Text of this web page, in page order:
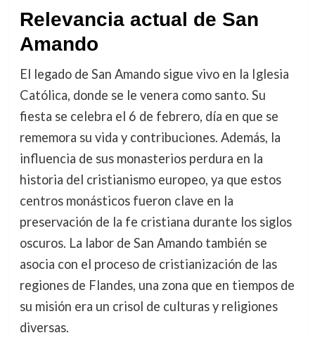
Relevancia actual de San
Amando
El legado de San Amando sigue vivo en la Iglesia
Católica, donde se le venera como santo. Su
fiesta se celebra el 6 de febrero, día en que se
rememora su vida y contribuciones. Además, la
influencia de sus monasterios perdura en la
historia del cristianismo europeo, ya que estos
centros monásticos fueron clave en la
preservación de la fe cristiana durante los siglos
oscuros. La labor de San Amando también se
asocia con el proceso de cristianización de las
regiones de Flandes, una zona que en tiempos de
su misión era un crisol de culturas y religiones
diversas.